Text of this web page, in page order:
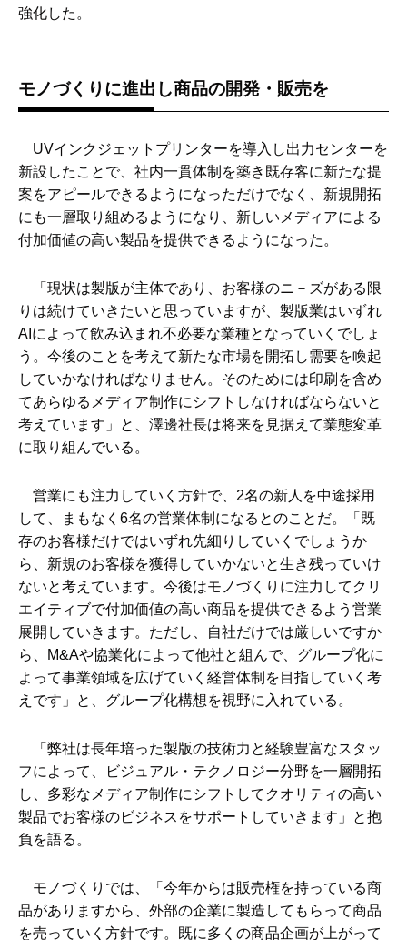
強化した。
モノづくりに進出し商品の開発・販売を
UVインクジェットプリンターを導入し出力センターを
新設したことで、社内一貫体制を築き既存客に新たな提
案をアピールできるようになっただけでなく、新規開拓
にも一層取り組めるようになり、新しいメディアによる
付加価値の高い製品を提供できるようになった。
「現状は製版が主体であり、お客様のニ－ズがある限
りは続けていきたいと思っていますが、製版業はいずれ
AIによって飲み込まれ不必要な業種となっていくでしょ
う。今後のことを考えて新たな市場を開拓し需要を喚起
していかなければなりません。そのためには印刷を含め
てあらゆるメディア制作にシフトしなければならないと
考えています」と、澤邊社長は将来を見据えて業態変革
に取り組んでいる。
営業にも注力していく方針で、2名の新人を中途採用
して、まもなく6名の営業体制になるとのことだ。「既
存のお客様だけではいずれ先細りしていくでしょうか
ら、新規のお客様を獲得していかないと生き残っていけ
ないと考えています。今後はモノづくりに注力してクリ
エイティブで付加価値の高い商品を提供できるよう営業
展開していきます。ただし、自社だけでは厳しいですか
ら、M&Aや協業化によって他社と組んで、グループ化に
よって事業領域を広げていく経営体制を目指していく考
えです」と、グループ化構想を視野に入れている。
「弊社は長年培った製版の技術力と経験豊富なスタッ
フによって、ビジュアル・テクノロジー分野を一層開拓
し、多彩なメディア制作にシフトしてクオリティの高い
製品でお客様のビジネスをサポートしていきます」と抱
負を語る。
モノづくりでは、「今年からは販売権を持っている商
品がありますから、外部の企業に製造してもらって商品
を売っていく方針です。既に多くの商品企画が上がって